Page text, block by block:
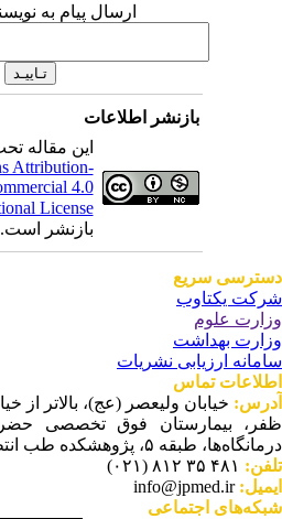
ارسال پیام به
بازنشر اطلاعات
این مقاله
Attribution-
4.0
License
بازنشر است.
سریع
یکتاوب
علوم
بهداشت
ارزیابی نشریات
تماس
خیابان ولیعصر (عج)، بالاتر از
بیمارستان فوق تخصصی
طبقه ۵، پژوهشکده طب انتظامی
۴۸۱ ۳۵ ۸۱۲ (۰۲۱)
info@jpmed.ir
اجتماعی